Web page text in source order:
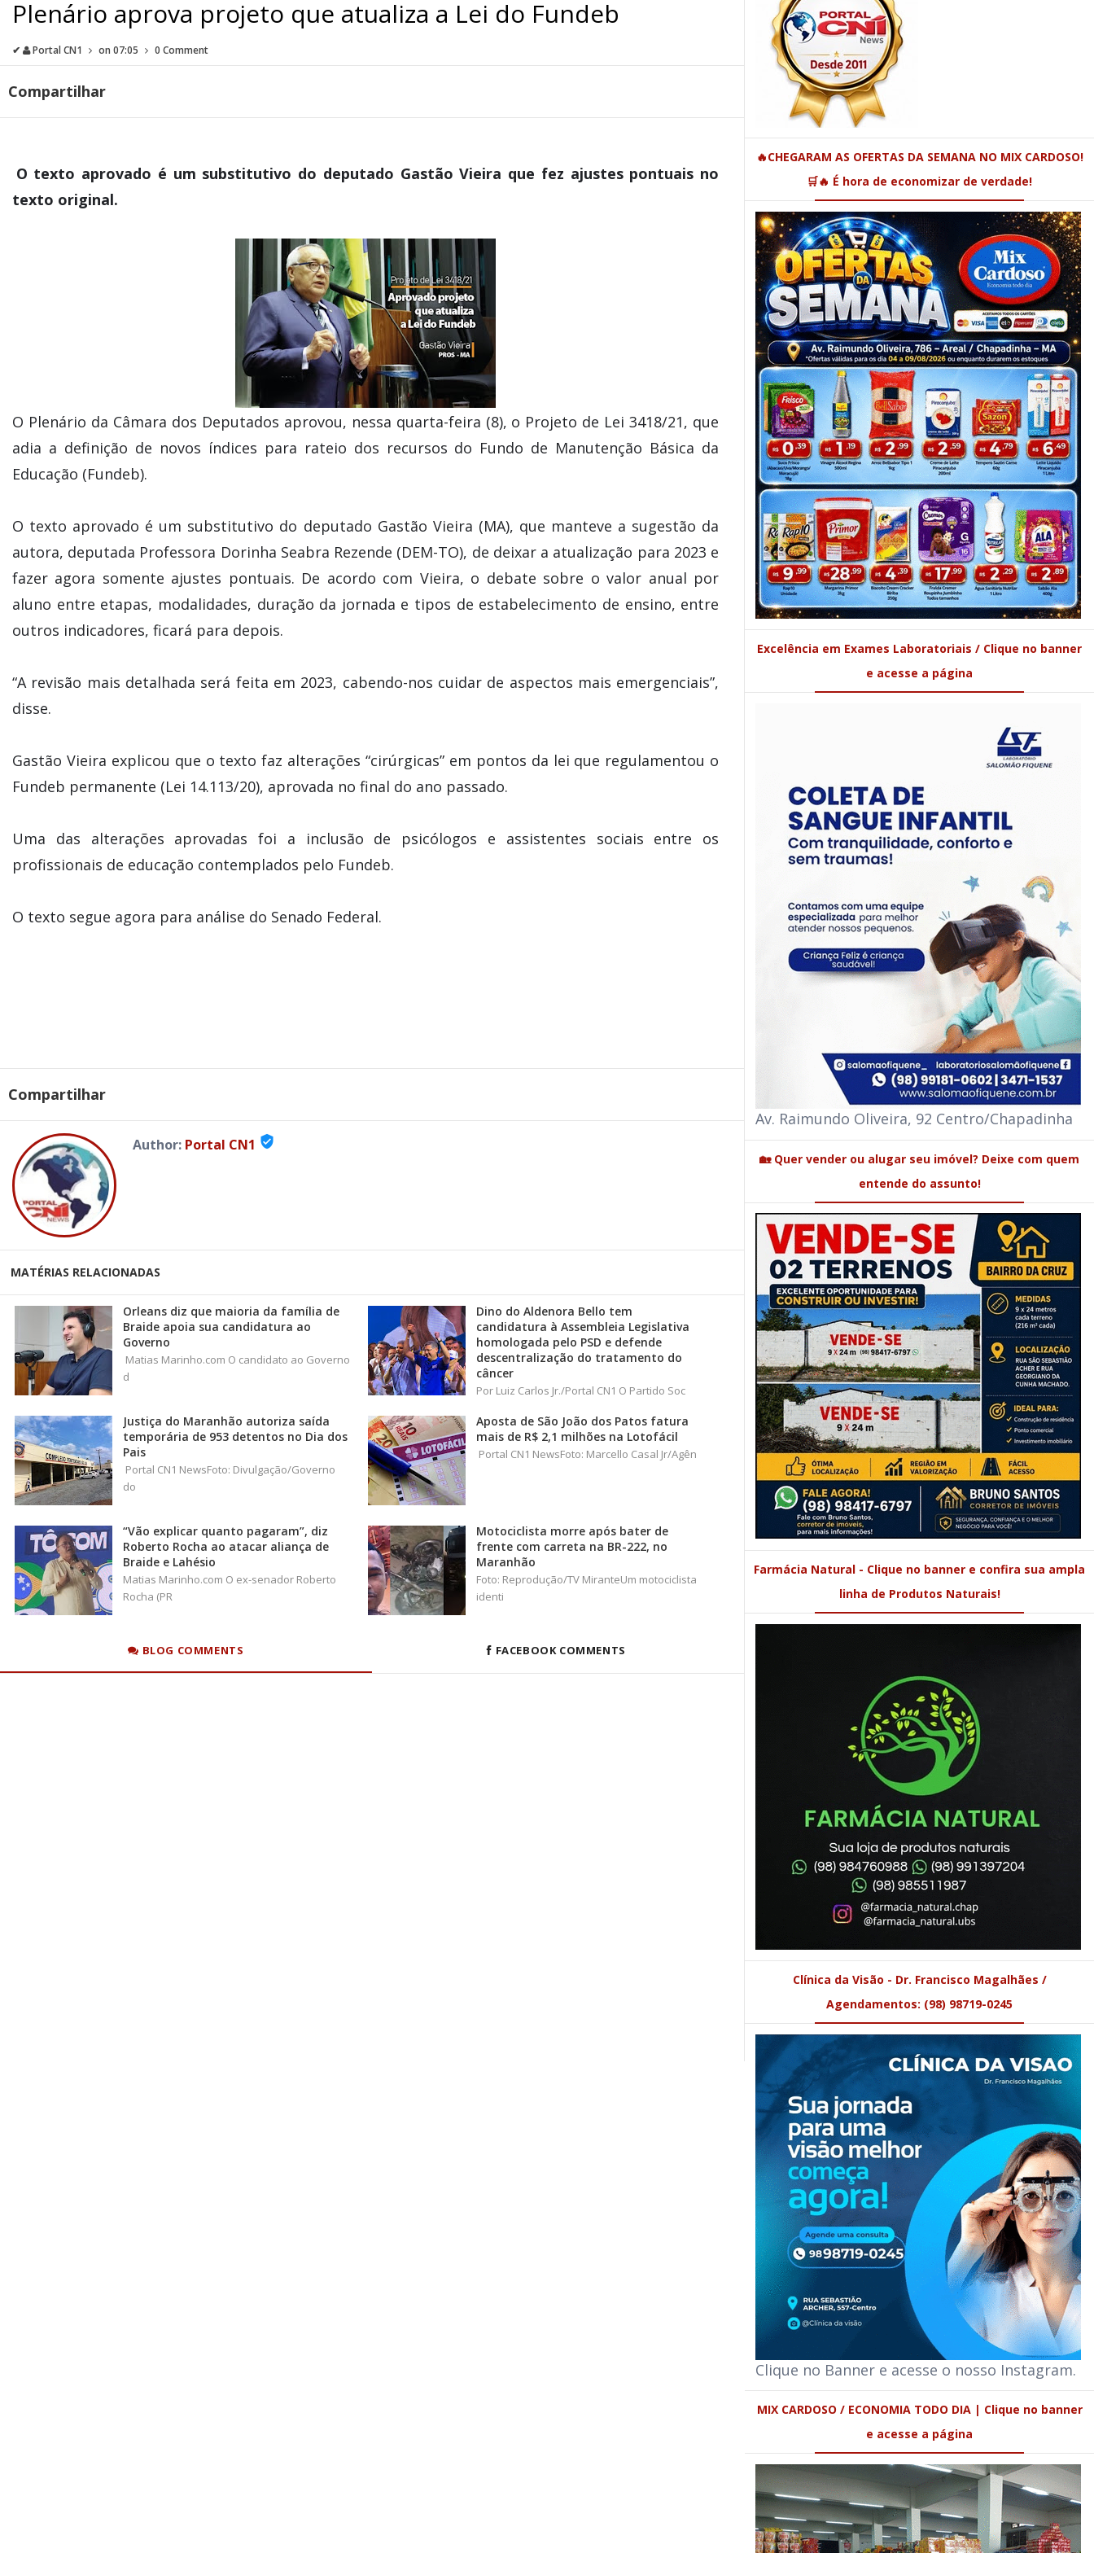
Plenário aprova projeto que atualiza a Lei do Fundeb
✔ Portal CN1 on 07:05 0 Comment
Compartilhar
O texto aprovado é um substitutivo do deputado Gastão Vieira que fez ajustes pontuais no
texto original.
O Plenário da Câmara dos Deputados aprovou, nessa quarta-feira (8), o Projeto de Lei 3418/21, que
adia a definição de novos índices para rateio dos recursos do Fundo de Manutenção Básica da
Educação (Fundeb).
O texto aprovado é um substitutivo do deputado Gastão Vieira (MA), que manteve a sugestão da
autora, deputada Professora Dorinha Seabra Rezende (DEM-TO), de deixar a atualização para 2023 e
fazer agora somente ajustes pontuais. De acordo com Vieira, o debate sobre o valor anual por
aluno entre etapas, modalidades, duração da jornada e tipos de estabelecimento de ensino, entre
outros indicadores, ficará para depois.
“A revisão mais detalhada será feita em 2023, cabendo-nos cuidar de aspectos mais emergenciais”,
disse.
Gastão Vieira explicou que o texto faz alterações “cirúrgicas” em pontos da lei que regulamentou o
Fundeb permanente (Lei 14.113/20), aprovada no final do ano passado.
Uma das alterações aprovadas foi a inclusão de psicólogos e assistentes sociais entre os
profissionais de educação contemplados pelo Fundeb.
O texto segue agora para análise do Senado Federal.
Compartilhar
Author: Portal CN1 verified_user
MATÉRIAS RELACIONADAS
Orleans diz que maioria da família de
Braide apoia sua candidatura ao
Governo
Matias Marinho.com O candidato ao Governo
d
Dino do Aldenora Bello tem
candidatura à Assembleia Legislativa
homologada pelo PSD e defende
descentralização do tratamento do
câncer
Por Luiz Carlos Jr./Portal CN1 O Partido Soc
Justiça do Maranhão autoriza saída
temporária de 953 detentos no Dia dos
Pais
Portal CN1 NewsFoto: Divulgação/Governo
do
Aposta de São João dos Patos fatura
mais de R$ 2,1 milhões na Lotofácil
Portal CN1 NewsFoto: Marcello Casal Jr/Agên
“Vão explicar quanto pagaram”, diz
Roberto Rocha ao atacar aliança de
Braide e Lahésio
Matias Marinho.com O ex-senador Roberto
Rocha (PR
Motociclista morre após bater de
frente com carreta na BR-222, no
Maranhão
Foto: Reprodução/TV MiranteUm motociclista
identi
BLOG COMMENTS FACEBOOK COMMENTS
🔥CHEGARAM AS OFERTAS DA SEMANA NO MIX CARDOSO!
🛒🔥 É hora de economizar de verdade!
Excelência em Exames Laboratoriais / Clique no banner
e acesse a página
Av. Raimundo Oliveira, 92 Centro/Chapadinha
🏡 Quer vender ou alugar seu imóvel? Deixe com quem
entende do assunto!
Farmácia Natural - Clique no banner e confira sua ampla
linha de Produtos Naturais!
Clínica da Visão - Dr. Francisco Magalhães /
Agendamentos: (98) 98719-0245
Clique no Banner e acesse o nosso Instagram.
MIX CARDOSO / ECONOMIA TODO DIA | Clique no banner
e acesse a página